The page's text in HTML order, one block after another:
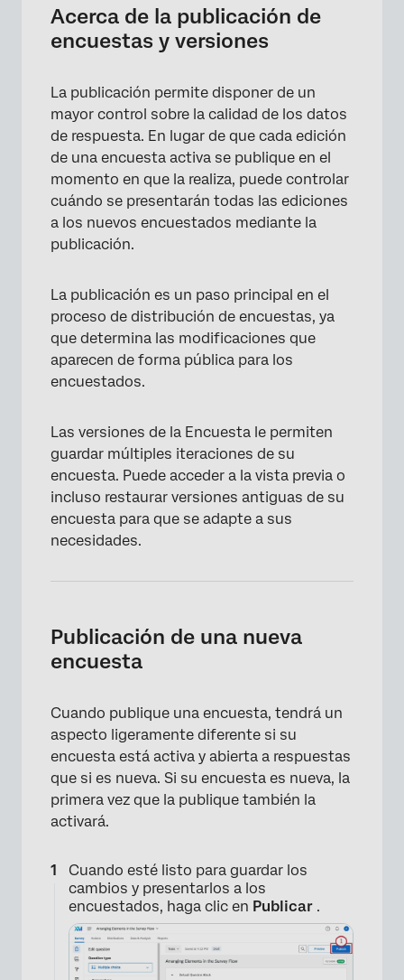
Publicación de una nueva encuesta
Estado de publicación
Funciones que no requieren publicación
Historial de versiones
Restauración de versiones anteriores
Restauración y publicación de encuestas en
otros tipos de proyectos
Diferencias entre 360 , Engagement y otros
Proyectos de Employee Experience
Preguntas frequentes
Acerca de la publicación de
encuestas y versiones
La publicación permite disponer de un
mayor control sobre la calidad de los datos
de respuesta. En lugar de que cada edición
de una encuesta activa se publique en el
momento en que la realiza, puede controlar
cuándo se presentarán todas las ediciones
a los nuevos encuestados mediante la
publicación.
La publicación es un paso principal en el
proceso de distribución de encuestas, ya
que determina las modificaciones que
aparecen de forma pública para los
encuestados.
Las versiones de la Encuesta le permiten
guardar múltiples iteraciones de su
encuesta. Puede acceder a la vista previa o
incluso restaurar versiones antiguas de su
encuesta para que se adapte a sus
necesidades.
Publicación de una nueva
encuesta
Cuando publique una encuesta, tendrá un
aspecto ligeramente diferente si su
encuesta está activa y abierta a respuestas
que si es nueva. Si su encuesta es nueva, la
primera vez que la publique también la
activará.
Cuando esté listo para guardar los
cambios y presentarlos a los
encuestados, haga clic en Publicar .